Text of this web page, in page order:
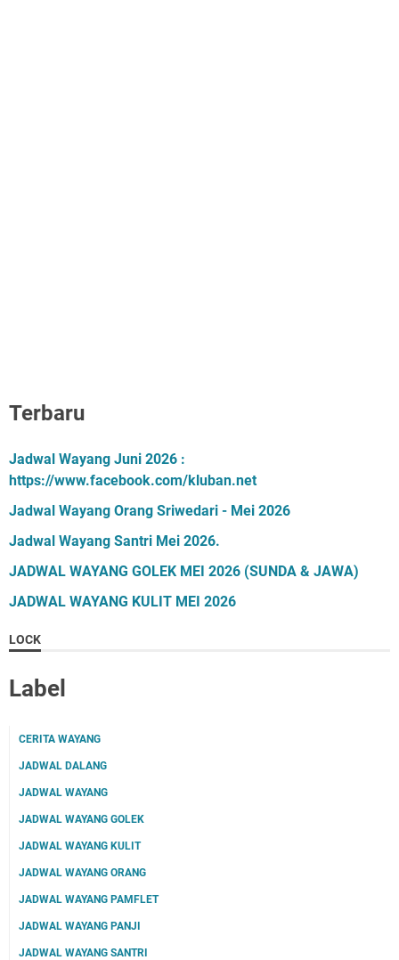
Terbaru
Jadwal Wayang Juni 2026 :
https://www.facebook.com/kluban.net
Jadwal Wayang Orang Sriwedari - Mei 2026
Jadwal Wayang Santri Mei 2026.
JADWAL WAYANG GOLEK MEI 2026 (SUNDA & JAWA)
JADWAL WAYANG KULIT MEI 2026
LOCK
Label
CERITA WAYANG
JADWAL DALANG
JADWAL WAYANG
JADWAL WAYANG GOLEK
JADWAL WAYANG KULIT
JADWAL WAYANG ORANG
JADWAL WAYANG PAMFLET
JADWAL WAYANG PANJI
JADWAL WAYANG SANTRI